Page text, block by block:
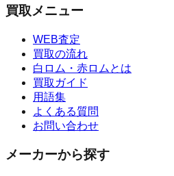
買取メニュー
WEB査定
買取の流れ
白ロム・赤ロムとは
買取ガイド
用語集
よくある質問
お問い合わせ
メーカーから探す